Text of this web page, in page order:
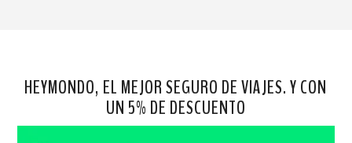
HEYMONDO, EL MEJOR SEGURO DE VIAJES. Y CON
UN 5% DE DESCUENTO